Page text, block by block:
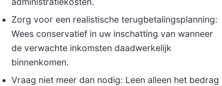
Zorg voor een realistische terugbetalingsplanning:
Wees conservatief in uw inschatting van wanneer
de verwachte inkomsten daadwerkelijk
binnenkomen.
Vraag niet meer dan nodig: Leen alleen het bedrag